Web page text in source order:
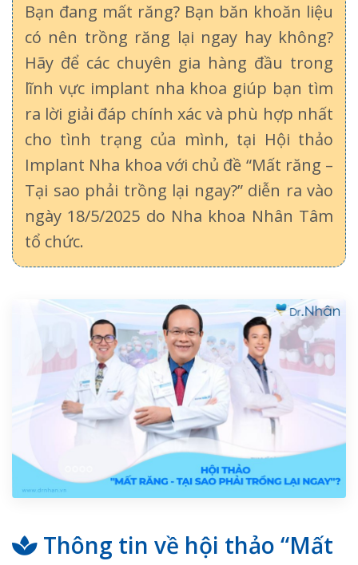
Bạn đang mất răng? Bạn băn khoăn liệu
có nên trồng răng lại ngay hay không?
Hãy để các chuyên gia hàng đầu trong
lĩnh vực implant nha khoa giúp bạn tìm
ra lời giải đáp chính xác và phù hợp nhất
cho tình trạng của mình, tại Hội thảo
Implant Nha khoa với chủ đề “Mất răng –
Tại sao phải trồng lại ngay?” diễn ra vào
ngày 18/5/2025 do Nha khoa Nhân Tâm
tổ chức.
Thông tin về hội thảo “Mất